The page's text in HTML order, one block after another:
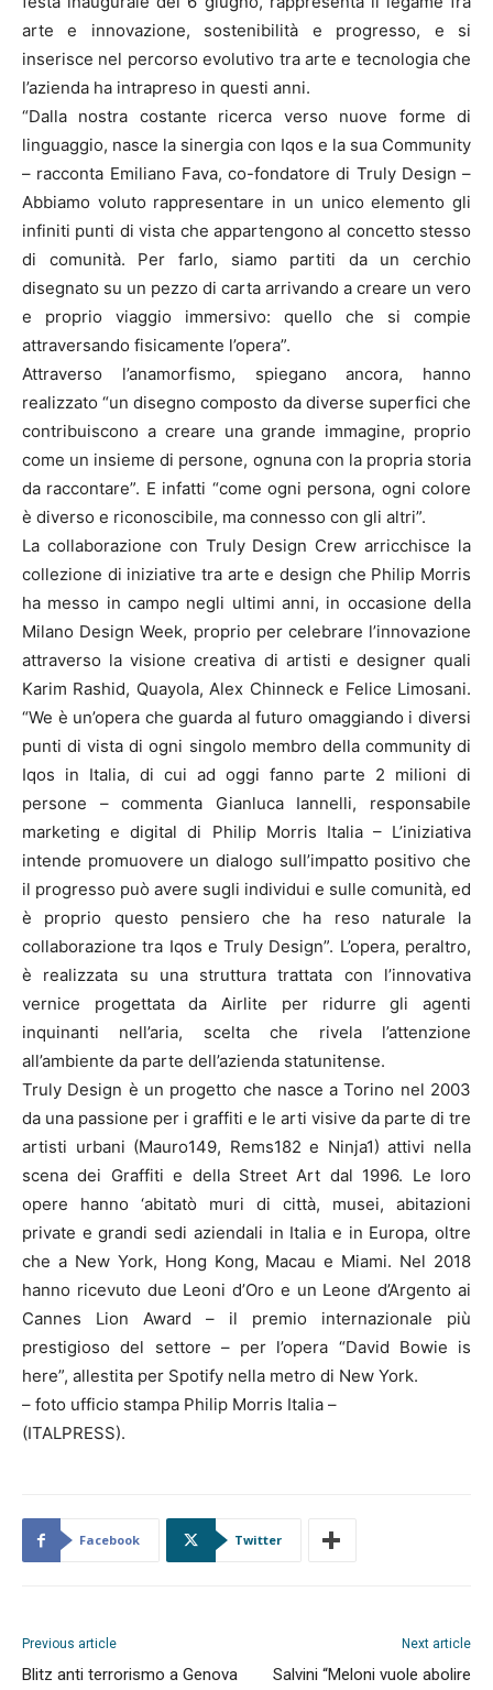
arte e innovazione, sostenibilità e progresso, e si
inserisce nel percorso evolutivo tra arte e tecnologia che
l’azienda ha intrapreso in questi anni.
“Dalla nostra costante ricerca verso nuove forme di
linguaggio, nasce la sinergia con Iqos e la sua Community
– racconta Emiliano Fava, co-fondatore di Truly Design –
Abbiamo voluto rappresentare in un unico elemento gli
infiniti punti di vista che appartengono al concetto stesso
di comunità. Per farlo, siamo partiti da un cerchio
disegnato su un pezzo di carta arrivando a creare un vero
e proprio viaggio immersivo: quello che si compie
attraversando fisicamente l’opera”.
Attraverso l’anamorfismo, spiegano ancora, hanno
realizzato “un disegno composto da diverse superfici che
contribuiscono a creare una grande immagine, proprio
come un insieme di persone, ognuna con la propria storia
da raccontare”. E infatti “come ogni persona, ogni colore
è diverso e riconoscibile, ma connesso con gli altri”.
La collaborazione con Truly Design Crew arricchisce la
collezione di iniziative tra arte e design che Philip Morris
ha messo in campo negli ultimi anni, in occasione della
Milano Design Week, proprio per celebrare l’innovazione
attraverso la visione creativa di artisti e designer quali
Karim Rashid, Quayola, Alex Chinneck e Felice Limosani.
“We è un’opera che guarda al futuro omaggiando i diversi
punti di vista di ogni singolo membro della community di
Iqos in Italia, di cui ad oggi fanno parte 2 milioni di
persone – commenta Gianluca Iannelli, responsabile
marketing e digital di Philip Morris Italia – L’iniziativa
intende promuovere un dialogo sull’impatto positivo che
il progresso può avere sugli individui e sulle comunità, ed
è proprio questo pensiero che ha reso naturale la
collaborazione tra Iqos e Truly Design”. L’opera, peraltro,
è realizzata su una struttura trattata con l’innovativa
vernice progettata da Airlite per ridurre gli agenti
inquinanti nell’aria, scelta che rivela l’attenzione
all’ambiente da parte dell’azienda statunitense.
Truly Design è un progetto che nasce a Torino nel 2003
da una passione per i graffiti e le arti visive da parte di tre
artisti urbani (Mauro149, Rems182 e Ninja1) attivi nella
scena dei Graffiti e della Street Art dal 1996. Le loro
opere hanno ‘abitatò muri di città, musei, abitazioni
private e grandi sedi aziendali in Italia e in Europa, oltre
che a New York, Hong Kong, Macau e Miami. Nel 2018
hanno ricevuto due Leoni d’Oro e un Leone d’Argento ai
Cannes Lion Award – il premio internazionale più
prestigioso del settore – per l’opera “David Bowie is
here”, allestita per Spotify nella metro di New York.
– foto ufficio stampa Philip Morris Italia –
(ITALPRESS).
Facebook Twitter
Previous article
Blitz anti terrorismo a Genova
Next article
Salvini “Meloni vuole abolire